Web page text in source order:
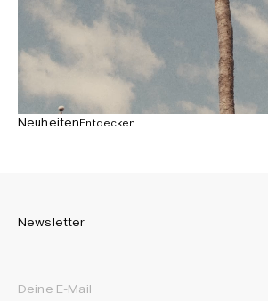
NeuheitenEntdecken
Newsletter